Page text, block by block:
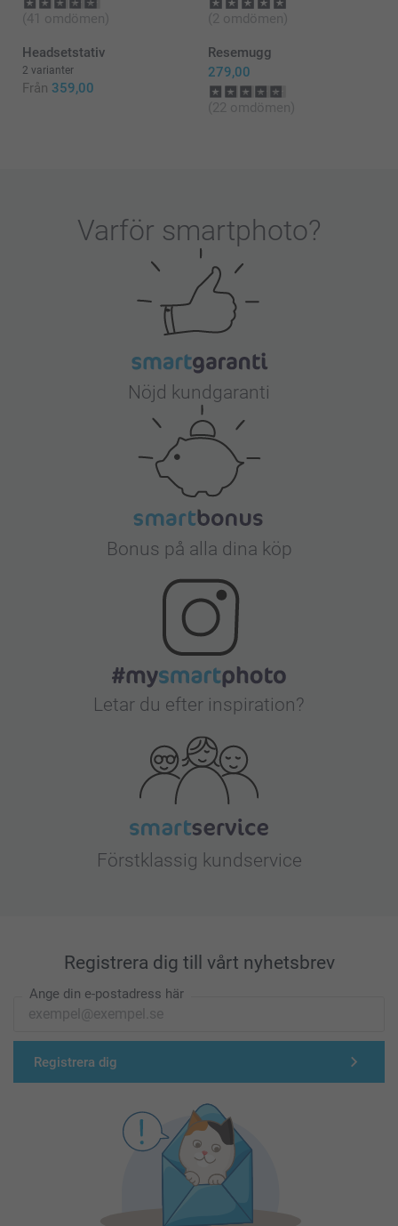
(41 omdömen) (2 omdömen)
Headsetstativ
2 varianter
Från 359,00
Resemugg
279,00
(22 omdömen)
Varför smartphoto?
Nöjd kundgaranti
Bonus på alla dina köp
Letar du efter inspiration?
Förstklassig kundservice
Registrera dig till vårt nyhetsbrev
Ange din e-postadress här
Registrera dig